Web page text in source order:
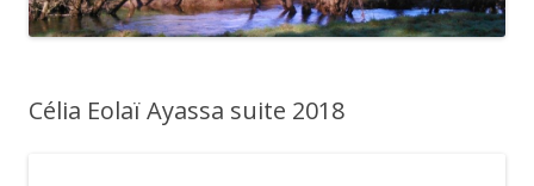
Célia Eolaï Ayassa suite 2018